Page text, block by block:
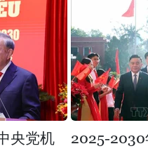
央党机
2025-2030